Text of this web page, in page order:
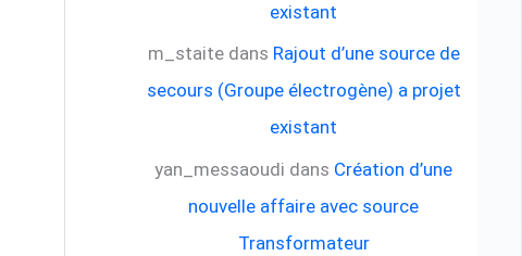
existant
m_staitedans Rajout d’une source de
secours (Groupe électrogène) a projet
existant
yan_messaoudi dans Création d’une
nouvelle affaire avec source
Transformateur